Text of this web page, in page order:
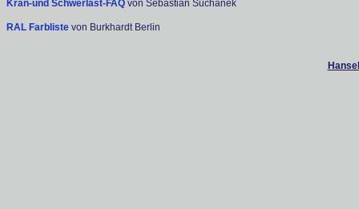
Kran-und Schwerlast-FAQ von Sebastian Suchanek
RAL Farbliste von Burkhardt Berlin